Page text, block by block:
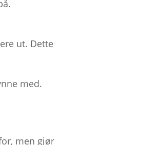
ut. Dette
med.
men gjør